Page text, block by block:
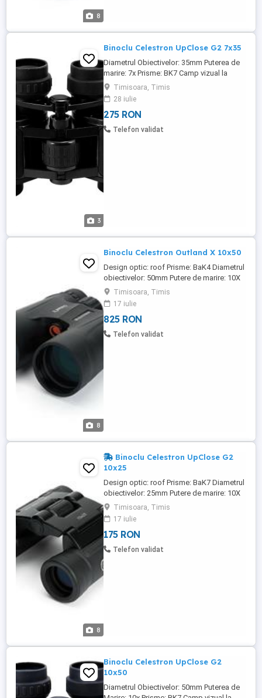
8
3
Binoclu Celestron UpClose G2 7x35
Diametrul Obiectivelor: 35mm Puterea de
marire: 7x Prisme: BK7 Camp vizual la
1000m: 161m Camp vizual: 9.2 grade
Relief ocular: 13mm Distanta de focalizare
minima: 13m Greutate: 624 grame Contine:
capace de protectie si geanta de
transport.
Timisoara, Timis
28 iulie
275 RON
Telefon validat
8
Binoclu Celestron Outland X 10x50
Design optic: roof Prisme: BaK4 Diametrul
obiectivelor: 50mm Putere de marire: 10X
Camp vizual: 5.5 grade Diam. pupilei de
iesire: 5m Relief ocular: 17.4mm Near
focus: 3m Factor Twilight: 22.3 Greutate:
768g Alte accesorii: geanta transport
Garantie: 2 ani
Timisoara, Timis
17 iulie
825 RON
Telefon validat
8
Binoclu Celestron UpClose G2
10x25
Design optic: roof Prisme: BaK7 Diametrul
obiectivelor: 25mm Putere de marire: 10X
Camp vizual la 1000m: 100m Camp vizual:
5,7 grade Diam. pupilei de iesire: 2,5mm
Relief ocular: 11mm Near focus: 4.5m
Greutate: 312 grame Alte accesorii: geanta
transport Garantie: 2 ani Produsul este
Timisoara, Timis
17 iulie
175 RON
Telefon validat
Binoclu Celestron UpClose G2
10x50
Diametrul Obiectivelor: 50mm Puterea de